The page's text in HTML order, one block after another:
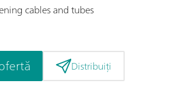
cables and tubes
Distribuiți